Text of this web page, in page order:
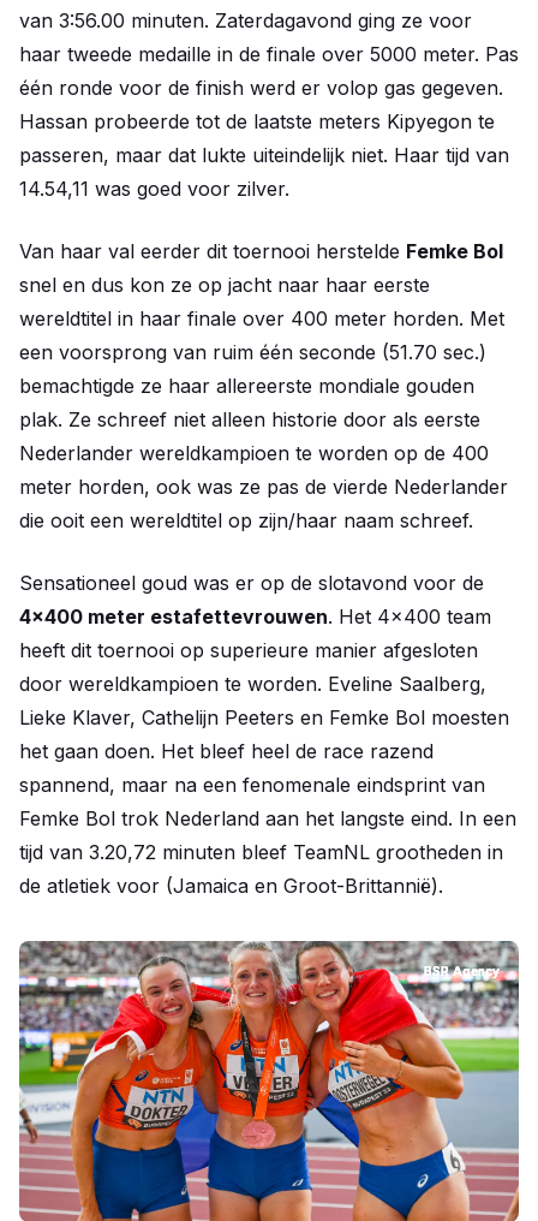
van 3:56.00 minuten. Zaterdagavond ging ze voor
haar tweede medaille in de finale over 5000 meter. Pas
één ronde voor de finish werd er volop gas gegeven.
Hassan probeerde tot de laatste meters Kipyegon te
passeren, maar dat lukte uiteindelijk niet. Haar tijd van
14.54,11 was goed voor zilver.
Van haar val eerder dit toernooi herstelde Femke Bol
snel en dus kon ze op jacht naar haar eerste
wereldtitel in haar finale over 400 meter horden. Met
een voorsprong van ruim één seconde (51.70 sec.)
bemachtigde ze haar allereerste mondiale gouden
plak. Ze schreef niet alleen historie door als eerste
Nederlander wereldkampioen te worden op de 400
meter horden, ook was ze pas de vierde Nederlander
die ooit een wereldtitel op zijn/haar naam schreef.
Sensationeel goud was er op de slotavond voor de
4x400 meter estafettevrouwen. Het 4x400 team
heeft dit toernooi op superieure manier afgesloten
door wereldkampioen te worden. Eveline Saalberg,
Lieke Klaver, Cathelijn Peeters en Femke Bol moesten
het gaan doen. Het bleef heel de race razend
spannend, maar na een fenomenale eindsprint van
Femke Bol trok Nederland aan het langste eind. In een
tijd van 3.20,72 minuten bleef TeamNL grootheden in
de atletiek voor (Jamaica en Groot-Brittannië).
BSR Agency
BSR Agency
BSR Agency
BSR Agency
BSR Agency